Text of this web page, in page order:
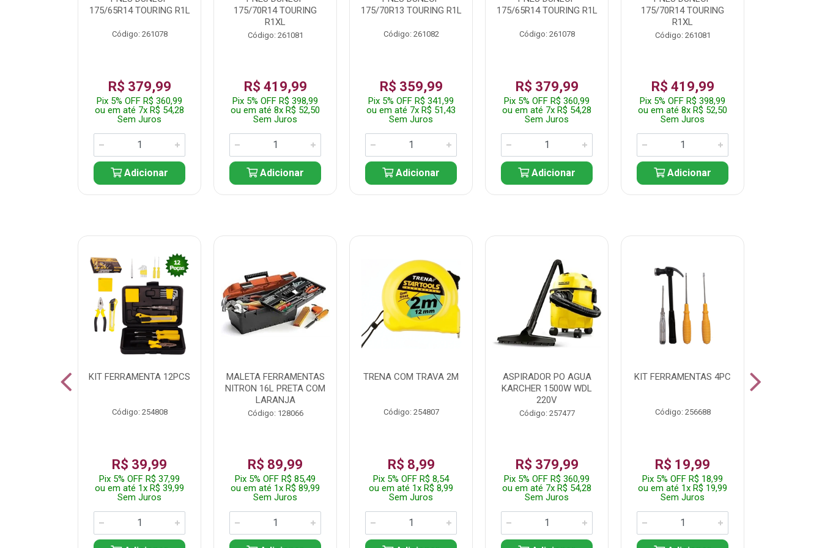
175/65R14 TOURING R1L
Código: 261078
R$ 379,99
Pix 5% OFF R$ 360,99
ou em até 7x R$ 54,28
Sem Juros
Adicionar
175/70R14 TOURING
R1XL
Código: 261081
R$ 419,99
Pix 5% OFF R$ 398,99
ou em até 8x R$ 52,50
Sem Juros
Adicionar
175/70R13 TOURING R1L
Código: 261082
R$ 359,99
Pix 5% OFF R$ 341,99
ou em até 7x R$ 51,43
Sem Juros
Adicionar
175/65R14 TOURING R1L
Código: 261078
R$ 379,99
Pix 5% OFF R$ 360,99
ou em até 7x R$ 54,28
Sem Juros
Adicionar
175/70R14 TOURING
R1XL
Código: 261081
R$ 419,99
Pix 5% OFF R$ 398,99
ou em até 8x R$ 52,50
Sem Juros
Adicionar
KIT FERRAMENTA 12PCS
Código: 254808
R$ 39,99
Pix 5% OFF R$ 37,99
ou em até 1x R$ 39,99
Sem Juros
MALETA FERRAMENTAS
NITRON 16L PRETA COM
LARANJA
Código: 128066
R$ 89,99
Pix 5% OFF R$ 85,49
ou em até 1x R$ 89,99
Sem Juros
TRENA COM TRAVA 2M
Código: 254807
R$ 8,99
Pix 5% OFF R$ 8,54
ou em até 1x R$ 8,99
Sem Juros
ASPIRADOR PO AGUA
KARCHER 1500W WDL
220V
Código: 257477
R$ 379,99
Pix 5% OFF R$ 360,99
ou em até 7x R$ 54,28
Sem Juros
KIT FERRAMENTAS 4PC
Código: 256688
R$ 19,99
Pix 5% OFF R$ 18,99
ou em até 1x R$ 19,99
Sem Juros